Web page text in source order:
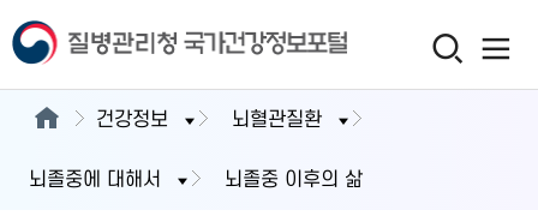
건강정보 뇌혈관질환
뇌졸중에 대해서 뇌졸중 이후의 삶